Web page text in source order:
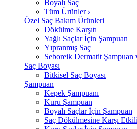
Boyalı Saç
Tüm Ürünler
Özel Saç Bakım Ürünleri
Dökülme Karşıtı
Yağlı Saçlar İçin Şampuan
Yıpranmış Saç
Seboreik Dermatit Şampuan
Saç Boyası
Bitkisel Saç Boyası
Şampuan
Kepek Şampuanı
Kuru Şampuan
Boyalı Saçlar İçin Şampuan
Saç Dökülmesine Karşı